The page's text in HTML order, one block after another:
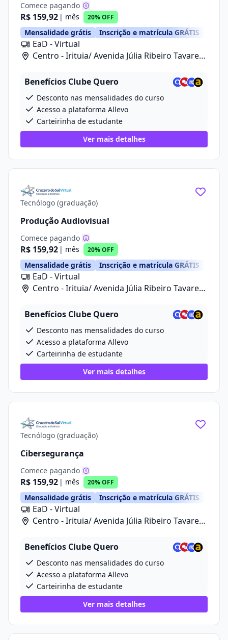
Comece pagando
R$ 159,92 | mês 20% OFF
Mensalidade grátis Inscrição e matrícula GRÁTIS
EaD - Virtual
Centro - Irituia/ Avenida Júlia Ribeiro Tavares,
Benefícios Clube Quero
Desconto nas mensalidades do curso
Acesso a plataforma Allevo
Carteirinha de estudante
Ver mais detalhes
Tecnólogo (graduação)
Produção Audiovisual
Comece pagando
R$ 159,92 | mês 20% OFF
Mensalidade grátis Inscrição e matrícula GRÁTIS
EaD - Virtual
Centro - Irituia/ Avenida Júlia Ribeiro Tavares,
Benefícios Clube Quero
Desconto nas mensalidades do curso
Acesso a plataforma Allevo
Carteirinha de estudante
Ver mais detalhes
Tecnólogo (graduação)
Cibersegurança
Comece pagando
R$ 159,92 | mês 20% OFF
Mensalidade grátis Inscrição e matrícula GRÁTIS
EaD - Virtual
Centro - Irituia/ Avenida Júlia Ribeiro Tavares,
Benefícios Clube Quero
Desconto nas mensalidades do curso
Acesso a plataforma Allevo
Carteirinha de estudante
Ver mais detalhes